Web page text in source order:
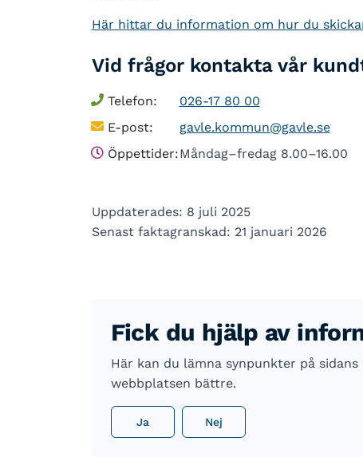
Här hittar du information om hur du
Vid frågor kontakta vår
Telefon:
026-17 80 00
E-post:
gavle.kommun@gavle.se
Öppettider:Måndag–fredag 8.00–16.00
Uppdaterades: 8 juli 2025
Senast faktagranskad: 21 januari 2026
Fick du hjälp av
Här kan du lämna synpunkter på
webbplatsen bättre.
Ja Nej